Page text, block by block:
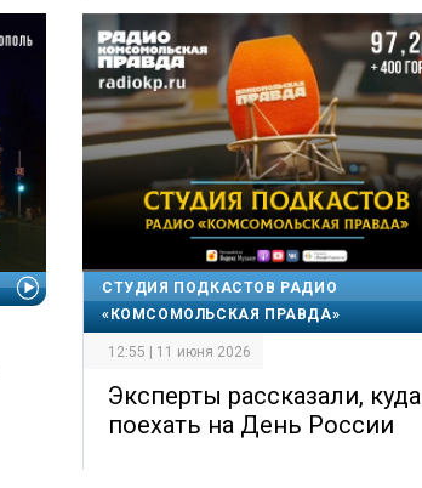
СТУДИЯ ПОДКАСТОВ РАДИО
«КОМСОМОЛЬСКАЯ ПРАВДА»
12:55 | 11 июня 2026
Эксперты рассказали, куда
поехать на День России